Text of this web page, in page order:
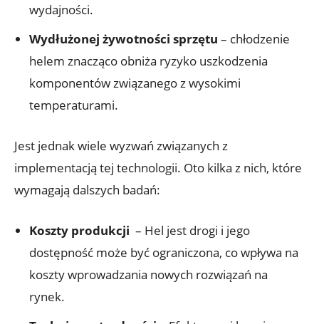
wydajności.
Wydłużonej żywotności sprzętu – chłodzenie
helem ⁢znacząco obniża ryzyko uszkodzenia
komponentów związanego z ​wysokimi
temperaturami.
Jest jednak wiele wyzwań związanych z
implementacją tej technologii. Oto⁣ kilka z nich,⁤ które
wymagają dalszych badań:
Koszty ​produkcji ‌ – Hel⁢ jest drogi i jego
dostępność może być ograniczona, co wpływa na
koszty wprowadzania nowych rozwiązań na
rynek.